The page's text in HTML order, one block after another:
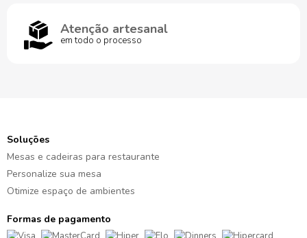
Atenção artesanal
em todo o processo
Soluções
Mesas e cadeiras para restaurante
Personalize sua mesa
Otimize espaço de ambientes
Formas de pagamento